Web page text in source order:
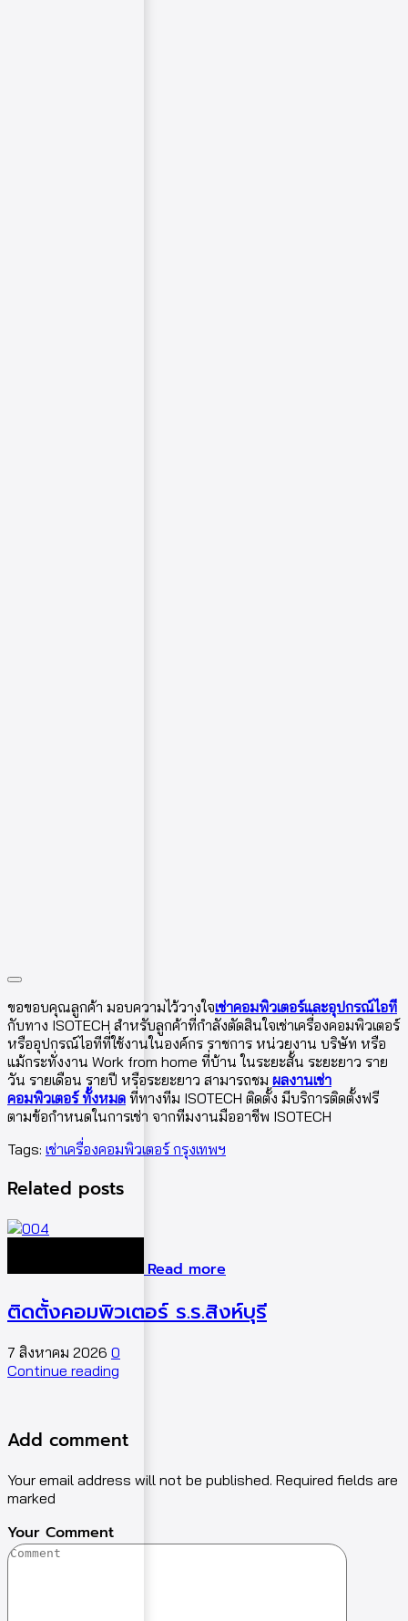
ขอขอบคุณลูกค้า มอบความไว้วางใจเช่าคอมพิวเตอร์และอุปกรณ์ไอที
กับทาง ISOTECH สำหรับลูกค้าที่กำลังตัดสินใจเช่าเครื่องคอมพิวเตอร์
หรืออุปกรณ์ไอทีที่ใช้งานในองค์กร ราชการ หน่วยงาน บริษัท หรือ
แม้กระทั่งงาน Work from home ที่บ้าน ในระยะสั้น ระยะยาว ราย
วัน รายเดือน รายปี หรือระยะยาว สามารถชม ผลงานเช่า
คอมพิวเตอร์ ทั้งหมด ที่ทางทีม ISOTECH ติดตั้ง มีบริการติดตั้งฟรี
ตามข้อกำหนดในการเช่า จากทีมงานมืออาชีพ ISOTECH
Tags: เช่าเครื่องคอมพิวเตอร์ กรุงเทพฯ
Related posts
Read more
ติดตั้งคอมพิวเตอร์ ร.ร.สิงห์บุรี
7 สิงหาคม 2026 0
Continue reading
Add comment
Your email address will not be published. Required fields are
marked
Your Comment